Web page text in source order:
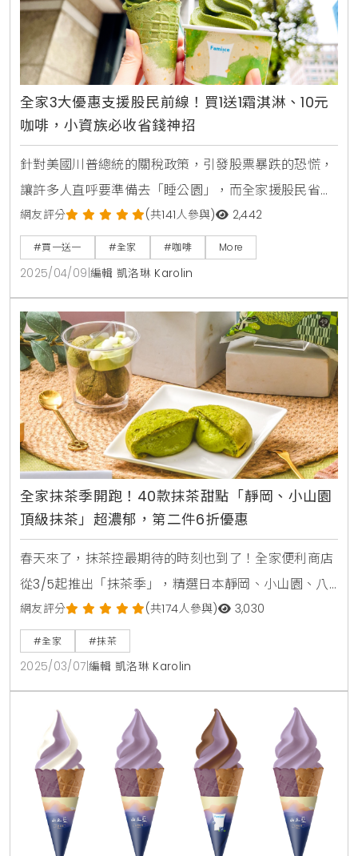
全家3大優惠支援股民前線！買1送1霜淇淋、10元
咖啡，小資族必收省錢神招
針對美國川普總統的關稅政策，引發股票暴跌的恐慌，
讓許多人直呼要準備去「睡公園」，而全家援股民省錢
護荷包，即日起推出涵蓋鮮食、飲品及日用品的三大省
錢方案，要讓消費者在日常開銷上能更精打細算。從早
餐超值組合、週末限定優惠到會員點數加購，每個環節
都幫民眾把關荷包，讓省錢變得輕鬆又實際。鮮食優惠
全面啟動 三餐都能省全家幫你省！即日起推出超狂「銅
板早餐」組合，飯糰+豆漿、三明治+咖啡通通49元
起，比你自己在
網友評分 (共141人參與) 2,442
#買一送一 #全家 #咖啡 More
2025/04/09 編輯 凱洛琳 Karolin
全家抹茶季開跑！40款抹茶甜點「靜岡、小山園
頂級抹茶」超濃郁，第二件6折優惠
春天來了，抹茶控最期待的時刻也到了！全家便利商店
從3/5起推出「抹茶季」，精選日本靜岡、小山園、八
女等頂級抹茶粉，打造10款特色新品，讓你的春遊採買
充滿儀式感。從聯名甜點到熱銷麵包，每一款都融入濃
郁茶香與豐富層次，像是與人氣品牌「午冬5.TUNG」
合作的「抹茶酥頂點心杯」，以及回歸的「玄米抹茶麻
吉麵包」，絕對能滿足你的味蕾！即日起至3/18，購買
指定商品還享第二件6折優惠，抹茶控千萬別錯過！全
家甜
網友評分 (共174人參與) 3,030
#全家 #抹茶
2025/03/07 編輯 凱洛琳 Karolin